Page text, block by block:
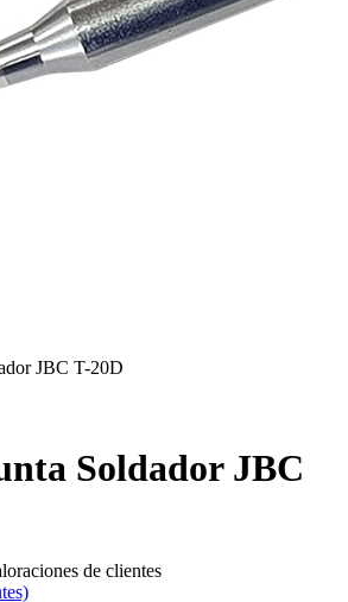
Soldador JBC
de clientes